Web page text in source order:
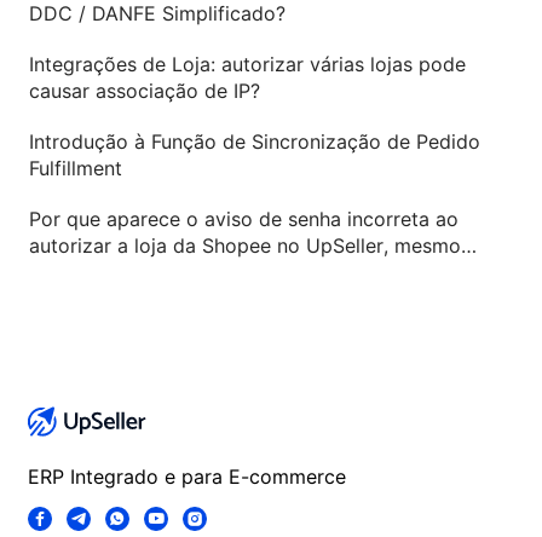
DDC / DANFE Simplificado?
Integrações de Loja: autorizar várias lojas pode
causar associação de IP?
Introdução à Função de Sincronização de Pedido
Fulfillment
Por que aparece o aviso de senha incorreta ao
autorizar a loja da Shopee no UpSeller, mesmo
ERP Integrado e para E-commerce